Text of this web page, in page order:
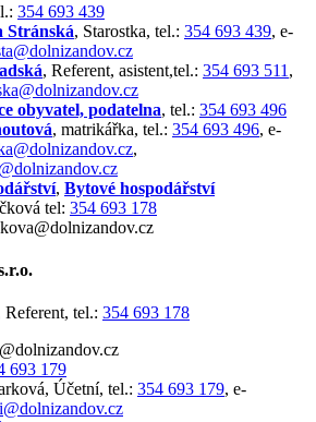
354 693 439
Stránská, Starostka, tel.: 354 693 439, e-
, Referent, asistent,tel.: 354 693 511 ,
obyvatel, podatelna, tel.: 354 693 496
, matrikářka, tel.: 354 693 496, e-
,
, Bytové hospodářství
tel: 354 693 178
tel.: 354 693 178
693 179
Účetní, tel.: 354 693 179, e-